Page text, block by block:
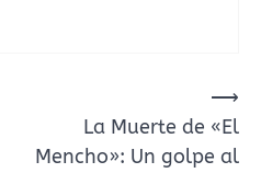
La Muerte de «El
Mencho»: Un golpe al
⟶